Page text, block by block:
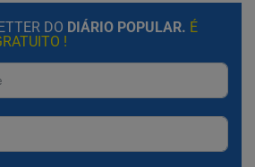
DO DIÁRIO POPULAR. É
!